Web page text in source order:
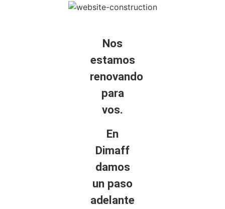
Nos
estamos
renovando
para
vos.
En
Dimaff
damos
un paso
adelante